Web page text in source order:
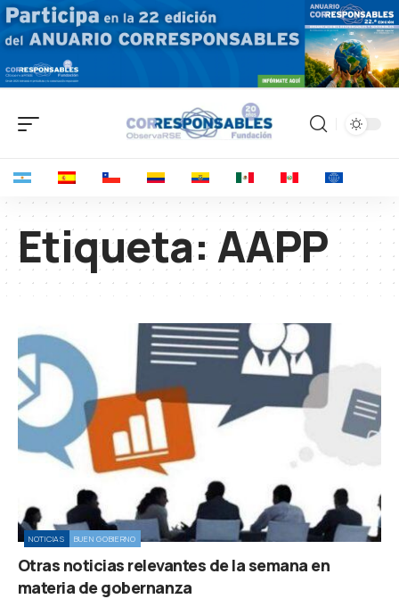
Etiqueta:AAPP
NOTICIAS BUEN GOBIERNO
Otras noticias relevantes de la semana en
materia de gobernanza